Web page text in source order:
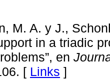
M. A. y J.,
in a triadic
en
[ Links ]